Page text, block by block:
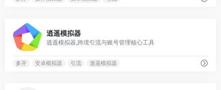
逍遥模拟器
逍遥模拟器,跨境引流与账号管理核心工具
多开 安卓模拟器 引流 逍遥模拟器